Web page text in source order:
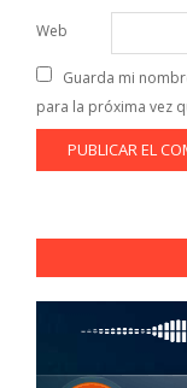
Web
Guarda mi
para la próxima vez